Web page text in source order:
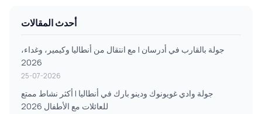
أحدث المقالات
جولة بالقارب في أدرسان | مع انتقال من أنطاليا وكيمير، وغداء،
2026
25-07-2026
جولة وادي غويونوك ودينو بارك في أنطاليا | أكثر نشاط ممتع
للعائلات مع الأطفال 2026